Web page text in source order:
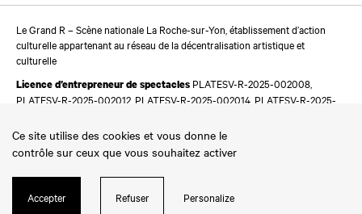
Le Grand R – Scène nationale La Roche-sur-Yon, établissement d’action
culturelle appartenant au réseau de la décentralisation artistique et
culturelle
Licence d’entrepreneur de spectacles PLATESV-R-2025-002008,
PLATESV-R-2025-002012, PLATESV-R-2025-002014, PLATESV-R-2025-
Ce site utilise des cookies et vous donne le
contrôle sur ceux que vous souhaitez activer
Accepter Refuser Personalize